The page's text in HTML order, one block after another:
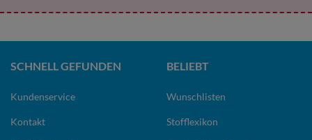
SCHNELL GEFUNDEN
Kundenservice
Kontakt
BELIEBT
Wunschlisten
Stofflexikon